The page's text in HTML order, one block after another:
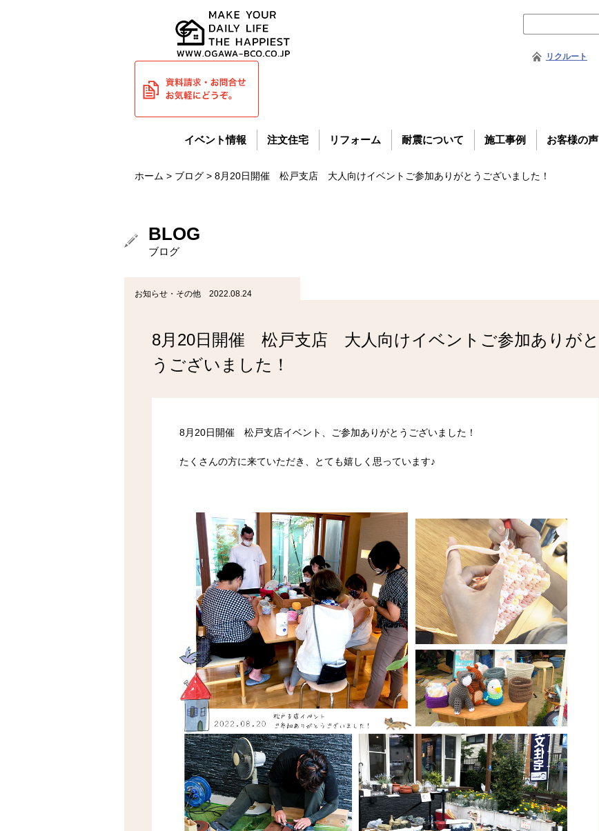
リクルート
イベント情報 注文住宅 リフォーム 耐震について 施工事例 お客様の声
ホーム > ブログ > 8月20日開催 松戸支店 大人向けイベントご参加ありがとうございました！
BLOG
ブログ
お知らせ・その他 2022.08.24
8月20日開催 松戸支店 大人向けイベントご参加ありがと
うございました！
8月20日開催 松戸支店イベント、ご参加ありがとうございました！
たくさんの方に来ていただき、とても嬉しく思っています♪